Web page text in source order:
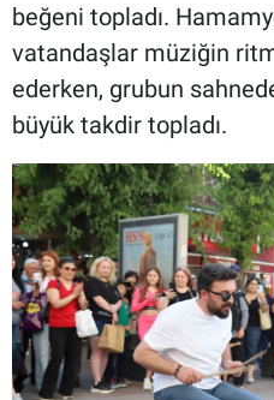
beğeni topladı.
vatandaşlar müziğin
ederken, grubun
büyük takdir topladı.